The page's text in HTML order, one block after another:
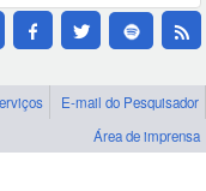
E-mail do Pesquisador
Área de imprensa